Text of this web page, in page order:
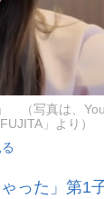
（写真は、
」より）
った」第1